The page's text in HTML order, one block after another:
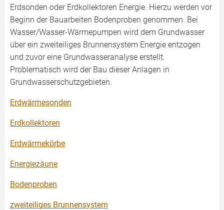
Erdsonden oder Erdkollektoren Energie. Hierzu werden vor
Beginn der Bauarbeiten Bodenproben genommen. Bei
Wasser/Wasser-Wärmepumpen wird dem Grundwasser
über ein zweiteiliges Brunnensystem Energie entzogen
und zuvor eine Grundwasseranalyse erstellt.
Problematisch wird der Bau dieser Anlagen in
Grundwasserschutzgebieten.
Erdwärmesonden
Erdkollektoren
Erdwärmekörbe
Energiezäune
Bodenproben
zweiteiliges Brunnensystem